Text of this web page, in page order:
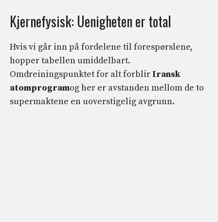
Kjernefysisk: Uenigheten er total
Hvis vi går inn på fordelene til forespørslene,
hopper tabellen umiddelbart.
Omdreiningspunktet for alt forblir Iransk
atomprogramog her er avstanden mellom de to
supermaktene en uoverstigelig avgrunn.